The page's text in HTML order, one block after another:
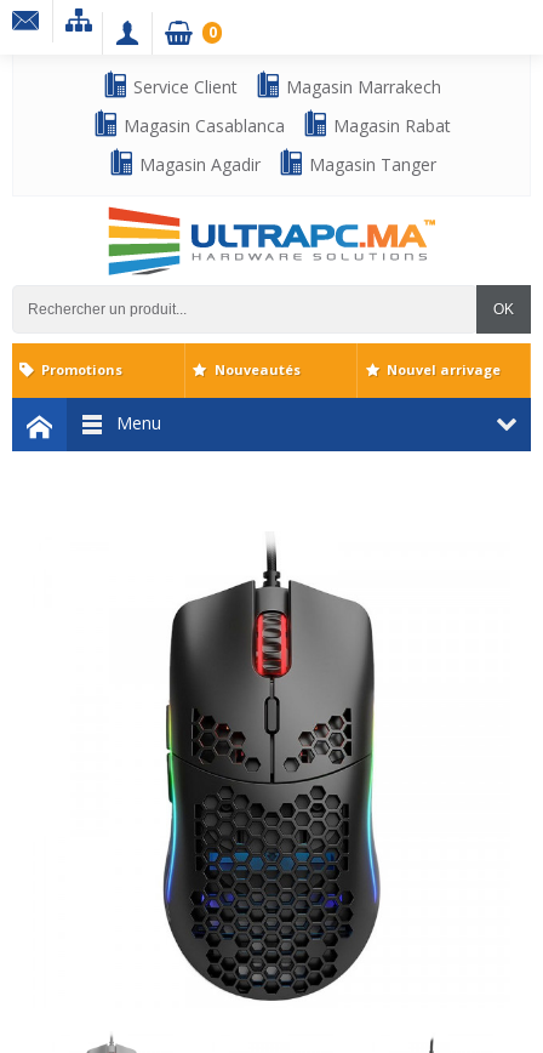
Service Client
Magasin Marrakech
Magasin Casablanca
Magasin Rabat
Magasin Agadir
Magasin Tanger
OK
0
Menu
Promotions Nouveautés Nouvel arrivage